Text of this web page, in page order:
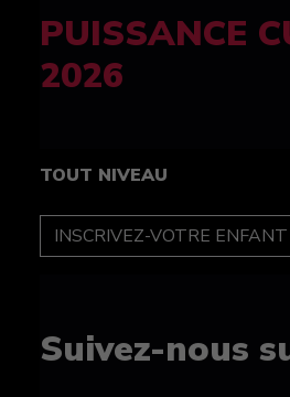
FELINE CUP
féminine
TOUT NIVEAU
INSCRIPTION
Suivez-nous